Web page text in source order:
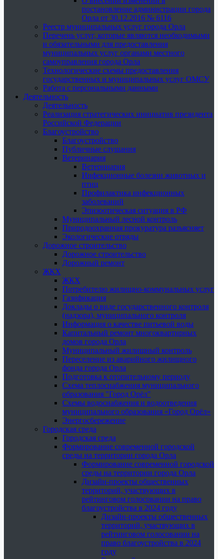
постановление администрации города
Орла от 30.12.2016 № 6116
Реестр муниципальных услуг города Орла
Перечень услуг, которые являются необходимыми
и обязательными для предоставления
муниципальных услуг органами местного
самоуправления города Орла
Технологические схемы предоставления
государственных и муниципальных услуг ОМСУ
Работа с персональными данными
Деятельность
Деятельность
Реализация стратегических инициатив президента
Российской Федерации
Благоустройство
Благоустройство
Публичные слушания
Ветеринария
Ветеринария
Инфекционные болезни животных и
птиц
Профилактика инфекционных
заболеваний
Эпизоотическая ситуация в РФ
Муниципальный лесной контроль
Природоохранная прокуратура разъясняет
Экологические отряды
Дорожное строительство
Дорожное строительство
Дорожный ремонт
ЖКХ
ЖКХ
Потребителю жилищно-коммунальных услуг
Газификация
Доклады о виде государственного контроля
(надзора), муниципального контроля
Информация о качестве питьевой воды
Капитальный ремонт многоквартирных
домов города Орла
Муниципальный жилищный контроль
Переселение из аварийного жилищного
фонда города Орла
Подготовка к отопительному периоду
Схема теплоснабжения муниципального
образования "Город Орёл"
Схемы водоснабжения и водоотведения
муниципального образования «Город Орёл»
Энергосбережение
Городская среда
Городская среда
Формирование современной городской
среды на территории города Орла
Формирование современной городской
среды на территории города Орла
Дизайн-проекты общественных
территорий, участвующих в
рейтинговом голосовании на право
благоустройства в 2024 году
Дизайн-проекты общественных
территорий, участвующих в
рейтинговом голосовании на
право благоустройства в 2024
году